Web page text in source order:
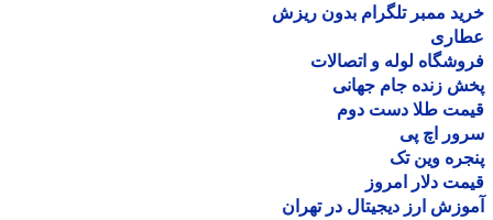
ممبر تلگرام بدون ریزش
لوله و اتصالات
زنده جام جهانی
طلا دست دوم
اچ پی
وین تک
دلار امروز
ارز دیجیتال در تهران